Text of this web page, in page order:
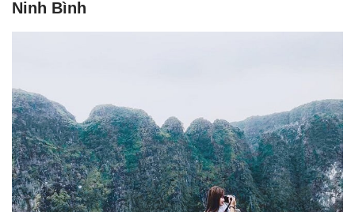
Ninh Bình